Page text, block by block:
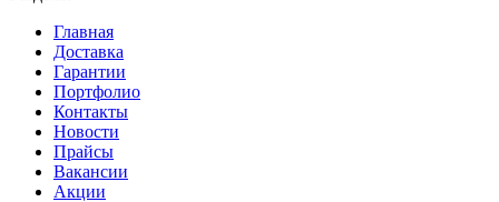
Главная
Доставка
Гарантии
Портфолио
Контакты
Новости
Прайсы
Вакансии
Акции